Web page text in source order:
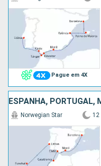
Pague em 4X
Norwegian Star 12